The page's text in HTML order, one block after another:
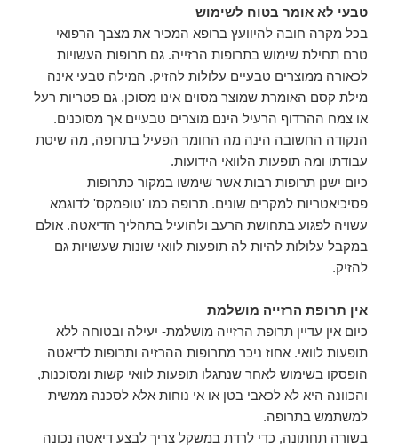
טבעי לא אומר בטוח לשימוש
בכל מקרה חובה להיוועץ ברופא המכיר את מצבך הרפואי
טרם תחילת שימוש בתרופות הרזייה. גם תרופות העשויות
לכאורה ממוצרים טבעיים עלולות להזיק. המילה טבעי אינה
מילת קסם האומרת שמוצר מסוים אינו מסוכן. גם פטריות רעל
או צמח ההרדוף הרעיל הינם מוצרים טבעיים אך מסוכנים.
הנקודה החשובה הינה מה החומר הפעיל בתרופה, מה שיטת
עבודתו ומה תופעות הלוואי הידועות.
כיום ישנן תרופות רבות אשר שימשו במקור כתרופות
פסיכיאטריות למקרים שונים. תרופה כמו 'טופמקס' לדוגמא
עשויה לפגוע בתחושת הרעב ולהועיל בתהליך הדיאטה. אולם
במקבל עלולות להיות לה תופעות לוואי שונות שעשויות גם
להזיק.
אין תרופת הרזייה מושלמת
כיום אין עדיין תרופת הרזייה מושלמת- יעילה ובטוחה ללא
תופעות לוואי. אחוז ניכר מתרופות ההרזיה ותרופות לדיאטה
הופסקו בשימוש לאחר שנתגלו תופעות לוואי קשות ומסוכנות,
והכוונה היא לא לכאבי בטן או אי נוחות אלא לסכנה ממשית
למשתמש בתרופה.
בשורה תחתונה, כדי לרדת במשקל צריך לבצע דיאטה נכונה